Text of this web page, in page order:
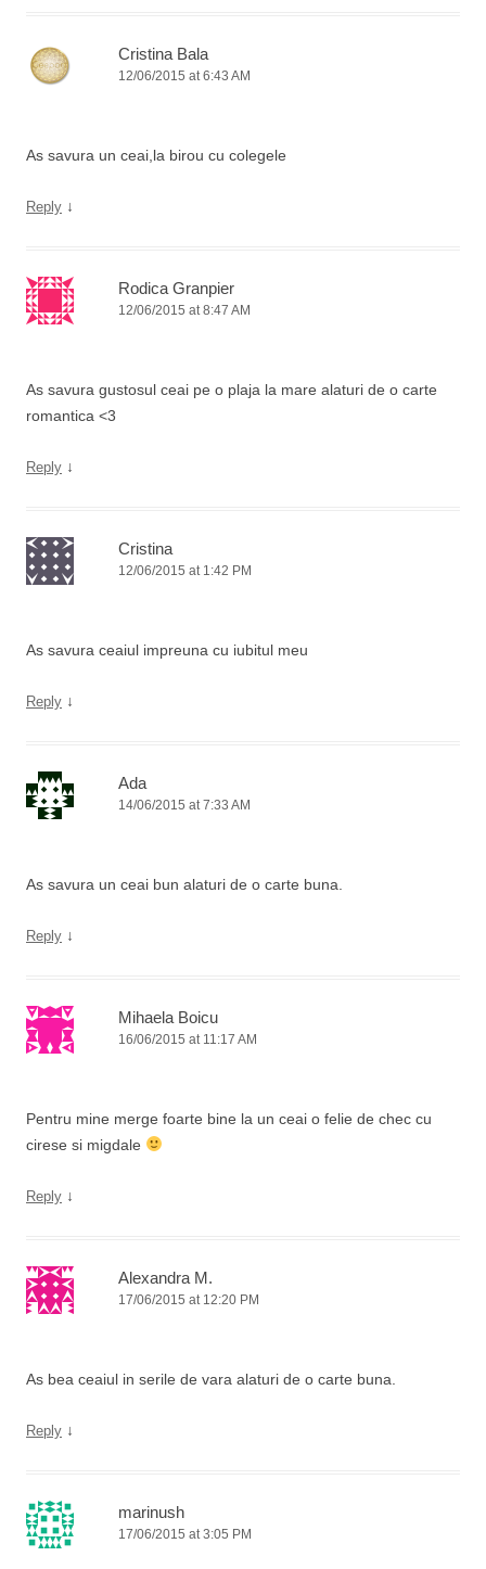
Cristina Bala
12/06/2015 at 6:43 AM
As savura un ceai,la birou cu colegele
Reply ↓
Rodica Granpier
12/06/2015 at 8:47 AM
As savura gustosul ceai pe o plaja la mare alaturi de o carte
romantica <3
Reply ↓
Cristina
12/06/2015 at 1:42 PM
As savura ceaiul impreuna cu iubitul meu
Reply ↓
Ada
14/06/2015 at 7:33 AM
As savura un ceai bun alaturi de o carte buna.
Reply ↓
Mihaela Boicu
16/06/2015 at 11:17 AM
Pentru mine merge foarte bine la un ceai o felie de chec cu
cirese si migdale
Reply ↓
Alexandra M.
17/06/2015 at 12:20 PM
As bea ceaiul in serile de vara alaturi de o carte buna.
Reply ↓
marinush
17/06/2015 at 3:05 PM